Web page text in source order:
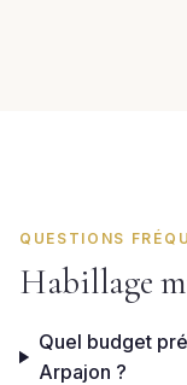
QUESTIONS
Habillage
Quel budget
Arpajon ?